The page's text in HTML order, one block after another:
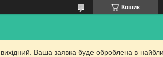
Кошик
Ваша заявка буде оброблена в